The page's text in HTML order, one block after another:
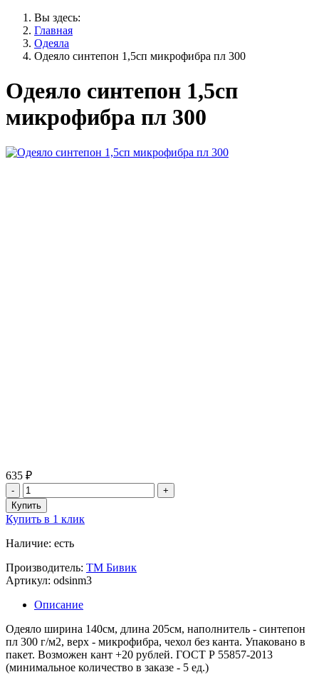
Вы здесь:
Главная
Одеяла
Одеяло синтепон 1,5сп микрофибра пл 300
Одеяло синтепон 1,5сп
микрофибра пл 300
635 ₽
Купить в 1 клик
Наличие: есть
Производитель: ТМ Бивик
Артикул: odsinm3
Описание
Одеяло ширина 140см, длина 205см, наполнитель - синтепон
пл 300 г/м2, верх - микрофибра, чехол без канта. Упаковано в
пакет. Возможен кант +20 рублей. ГОСТ Р 55857-2013
(минимальное количество в заказе - 5 ед.)